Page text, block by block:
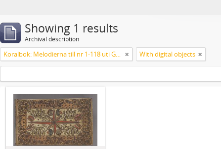
Showing 1 results
Archival description
Koralbok: Melodierna till nr 1-118 uti Gamla Psalmboken, enstämmigt satta With digital objects